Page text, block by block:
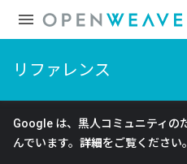
リファレンス
Google は、黒人コミュニティの
んでいます。 詳細をご覧ください。